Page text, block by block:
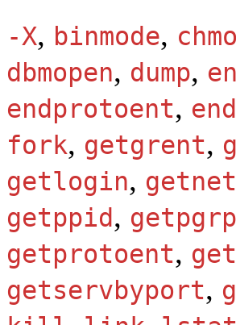
-X, binmode,
dbmopen, dump,
endprotoent,
fork, getgrent,
getlogin,
getppid, getpgrp
getprotoent,
getservbyport,